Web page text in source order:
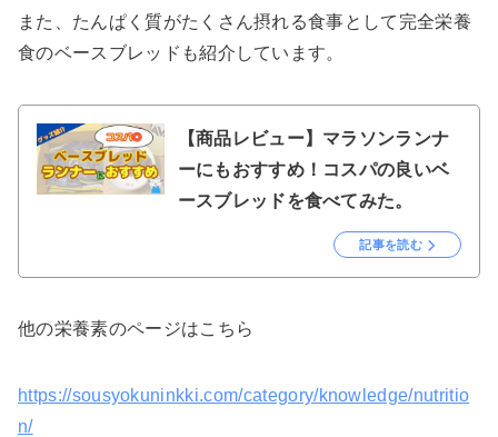
また、たんぱく質がたくさん摂れる食事として完全栄養
食のベースブレッドも紹介しています。
【商品レビュー】マラソンランナ
ーにもおすすめ！コスパの良いベ
ースブレッドを食べてみた。
記事を読む
他の栄養素のページはこちら
https://sousyokuninkki.com/category/knowledge/nutritio
n/